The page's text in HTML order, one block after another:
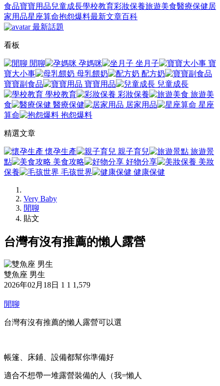
食品寶寶用品兒童成長學校教育彩妝保養旅遊美食醫療保健居
家用品星座算命抱怨爆料最新文章百科
最新話題
看板
閒聊 孕媽咪 坐月子
寶
寶大小事
母乳餵奶
配方奶
寶寶副食品
寶寶用品
兒童成長
學校教育
彩妝保養
旅遊美
食
醫療保健 居家用品
星座
算命
抱怨爆料
精選文章
懷孕生產 親子育兒
旅遊景
點
美食攻略 好物分享
美妝
保養
毛孩世界 健康保健
Very Baby
閒聊
貼文
台灣有沒有推薦的懶人露營
雙魚座 男生
2026年02月18日 1 1 1,579
閒聊
台灣有沒有推薦的懶人露營可以選
帳篷、床鋪、設備都幫你準備好
適合不想帶一堆露營裝備的人（我=懶人